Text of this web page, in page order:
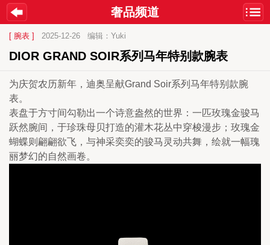
奢品频道
[ 腕表 ] 2025-12-26 编辑：Yuki
DIOR GRAND SOIR系列马年特别款腕表
为庆贺农历新年，迪奥呈献Grand Soir系列马年特别款腕
表。
表盘于方寸间勾勒出一个诗意盎然的世界：一匹玫瑰金骏马
跃然腕间，于珍珠母贝打造的灌木花丛中穿梭漫步；玫瑰金
蝴蝶则翩翩欲飞，与神采奕奕的骏马灵动共舞，绘就一幅瑰
丽梦幻的自然画卷。